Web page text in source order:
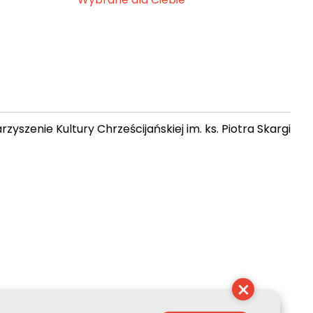
Kultury Chrześcijańskiej im. ks. Piotra Skargi
×